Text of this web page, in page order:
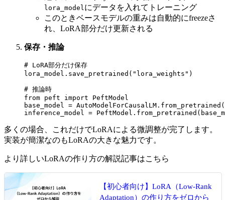
lora_modelにデータを入れてトレーニング
このときベースモデルの重みは自動的にfreezeさ
れ、LoRA部分だけ更新される
保存・推論
# LoRA部分だけ保存
lora_model.save_pretrained("lora_weights")
# 推論時
from peft import PeftModel
base_model =
多くの場合、これだけでLoRAによる微調整が完了します。
実装が簡潔なのもLoRAの大きな魅力です。
より詳しいLoRAの作り方の解説記事はこちら
【初心者向け】LoRA（Low-Rank
Adaptation）の作り方をゼロから